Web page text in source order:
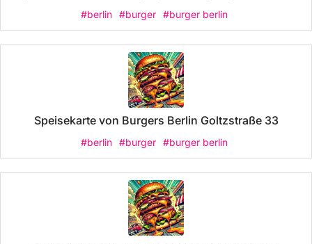
#berlin #burger #burger berlin
Speisekarte von Burgers Berlin Goltzstraße 33
#berlin #burger #burger berlin